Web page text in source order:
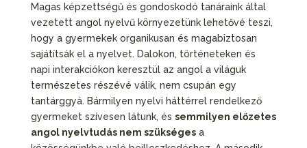
Magas képzettségű és gondoskodó tanáraink által
vezetett angol nyelvű környezetünk lehetővé teszi,
hogy a gyermekek organikusan és magabiztosan
sajátítsák el a nyelvet. Dalokon, történeteken és
napi interakciókon keresztül az angol a világuk
természetes részévé válik, nem csupán egy
tantárggyá. Bármilyen nyelvi háttérrel rendelkező
gyermeket szívesen látunk, és semmilyen előzetes
angol nyelvtudás nem szükségesa